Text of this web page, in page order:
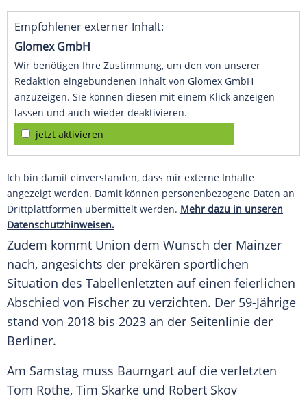
Empfohlener externer Inhalt:
Glomex GmbH
Wir benötigen Ihre Zustimmung, um den von unserer
Redaktion eingebundenen Inhalt von Glomex GmbH
anzuzeigen. Sie können diesen mit einem Klick anzeigen
lassen und auch wieder deaktivieren.
jetzt aktivieren
Ich bin damit einverstanden, dass mir externe Inhalte
angezeigt werden. Damit können personenbezogene Daten an
Drittplattformen übermittelt werden. Mehr dazu in unseren
Datenschutzhinweisen.
Zudem kommt Union dem Wunsch der Mainzer
nach, angesichts der prekären sportlichen
Situation des Tabellenletzten auf einen feierlichen
Abschied von Fischer zu verzichten. Der 59-Jährige
stand von 2018 bis 2023 an der Seitenlinie der
Berliner.
Am Samstag muss Baumgart auf die verletzten
Tom Rothe, Tim Skarke und Robert Skov